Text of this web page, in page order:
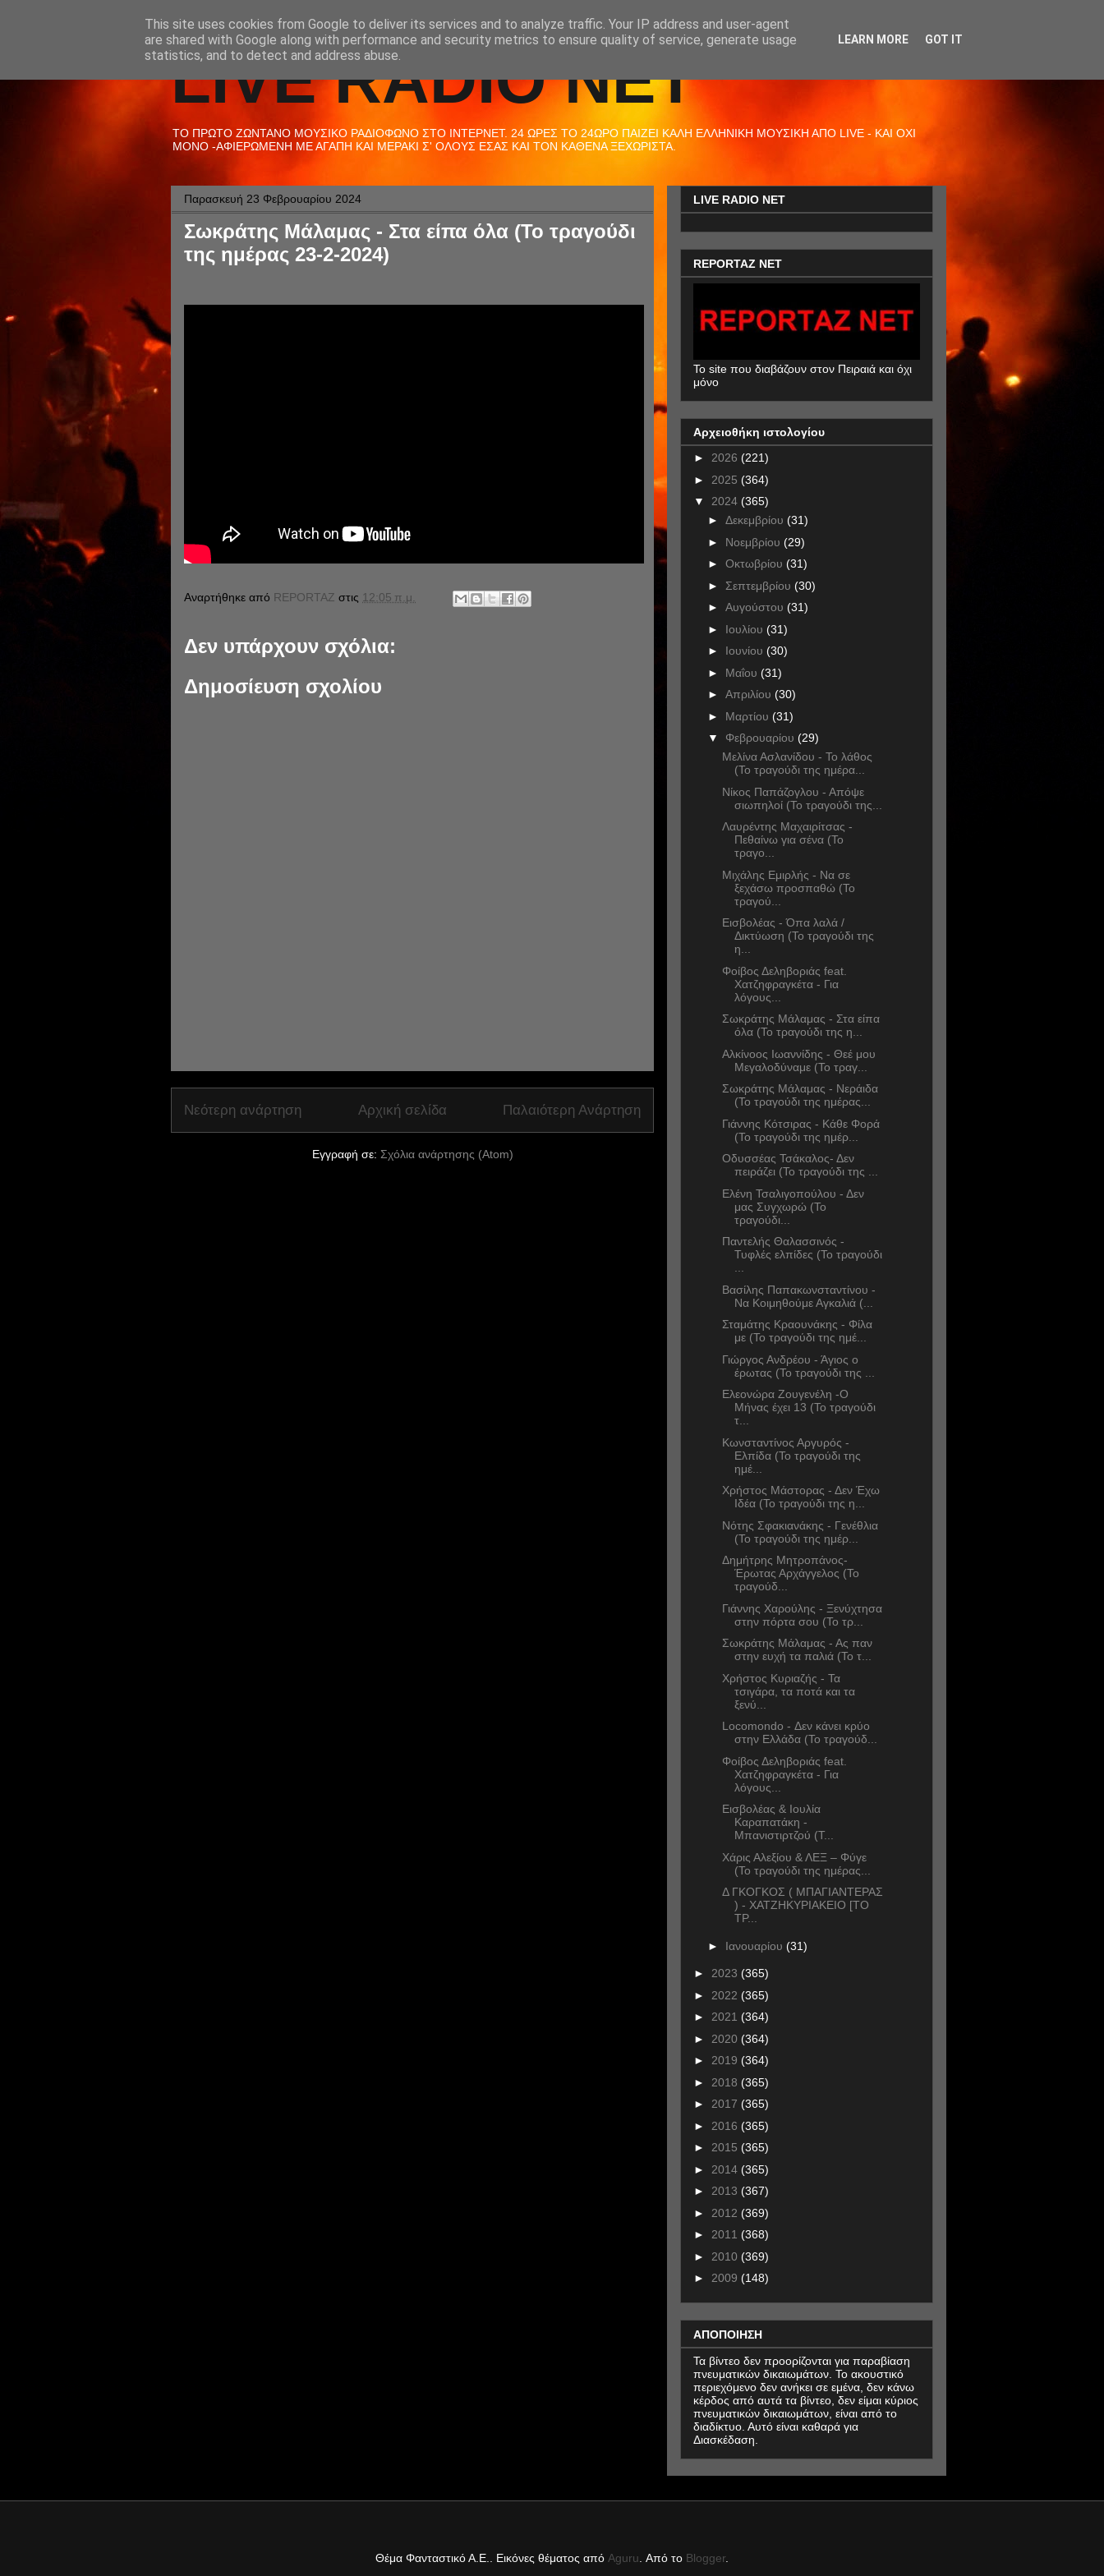
LIVE RADIO NET
ΤΟ ΠΡΩΤΟ ΖΩΝΤΑΝΟ ΜΟΥΣΙΚΟ ΡΑΔΙΟΦΩΝΟ ΣΤΟ ΙΝΤΕΡΝΕΤ. 24 ΩΡΕΣ ΤΟ 24ΩΡΟ ΠΑΙΖΕΙ ΚΑΛΗ ΕΛΛΗΝΙΚΗ ΜΟΥΣΙΚΗ ΑΠΟ LIVE - ΚΑΙ ΟΧΙ
ΜΟΝΟ -ΑΦΙΕΡΩΜΕΝΗ ΜΕ ΑΓΑΠΗ ΚΑΙ ΜΕΡΑΚΙ Σ' ΟΛΟΥΣ ΕΣΑΣ ΚΑΙ ΤΟΝ ΚΑΘΕΝΑ ΞΕΧΩΡΙΣΤΑ.
Παρασκευή 23 Φεβρουαρίου 2024
Σωκράτης Μάλαμας - Στα είπα όλα (Το τραγούδι
της ημέρας 23-2-2024)
Αναρτήθηκε από REPORTAZ στις 12:05 π.μ.
Δεν υπάρχουν σχόλια:
Δημοσίευση σχολίου
Νεότερη ανάρτηση Παλαιότερη Ανάρτηση
Αρχική σελίδα
Εγγραφή σε: Σχόλια ανάρτησης (Atom)
LIVE RADIO NET
REPORTAZ NET
To site που διαβάζουν στον Πειραιά και όχι
μόνο
Αρχειοθήκη ιστολογίου
► 2026 (221)
► 2025 (364)
▼ 2024 (365)
► Δεκεμβρίου (31)
► Νοεμβρίου (29)
► Οκτωβρίου (31)
► Σεπτεμβρίου (30)
► Αυγούστου (31)
► Ιουλίου (31)
► Ιουνίου (30)
► Μαΐου (31)
► Απριλίου (30)
► Μαρτίου (31)
▼ Φεβρουαρίου (29)
Μελίνα Ασλανίδου - Το λάθος
(Το τραγούδι της ημέρα...
Νίκος Παπάζογλου - Απόψε
σιωπηλοί (Το τραγούδι της...
Λαυρέντης Μαχαιρίτσας -
Πεθαίνω για σένα (Το
τραγο...
Μιχάλης Εμιρλής - Να σε
ξεχάσω προσπαθώ (Το
τραγού...
Εισβολέας - Όπα λαλά /
Δικτύωση (Το τραγούδι της
η...
Φοίβος Δεληβοριάς feat.
Χατζηφραγκέτα - Για
λόγους...
Σωκράτης Μάλαμας - Στα είπα
όλα (Το τραγούδι της η...
Αλκίνοος Ιωαννίδης - Θεέ μου
Μεγαλοδύναμε (Το τραγ...
Σωκράτης Μάλαμας - Νεράιδα
(Το τραγούδι της ημέρας...
Γιάννης Κότσιρας - Κάθε Φορά
(Το τραγούδι της ημέρ...
Οδυσσέας Τσάκαλος- Δεν
πειράζει (Το τραγούδι της ...
Ελένη Τσαλιγοπούλου - Δεν
μας Συγχωρώ (Το
τραγούδι...
Παντελής Θαλασσινός -
Τυφλές ελπίδες (Το τραγούδι
Βασίλης Παπακωνσταντίνου -
Να Κοιμηθούμε Αγκαλιά (...
Σταμάτης Κραουνάκης - Φίλα
με (Το τραγούδι της ημέ...
Γιώργος Ανδρέου - Άγιος ο
έρωτας (Το τραγούδι της ...
Ελεονώρα Ζουγενέλη -Ο
Μήνας έχει 13 (Το τραγούδι
τ...
Κωνσταντίνος Αργυρός -
Ελπίδα (Το τραγούδι της
ημέ...
Χρήστος Μάστορας - Δεν Έχω
Ιδέα (Το τραγούδι της η...
Νότης Σφακιανάκης - Γενέθλια
(Το τραγούδι της ημέρ...
Δημήτρης Μητροπάνος-
Έρωτας Αρχάγγελος (Το
τραγούδ...
Γιάννης Χαρούλης - Ξενύχτησα
στην πόρτα σου (Το τρ...
Σωκράτης Μάλαμας - Ας παν
στην ευχή τα παλιά (Το τ...
Χρήστος Κυριαζής - Τα
τσιγάρα, τα ποτά και τα
ξενύ...
Locomondo - Δεν κάνει κρύο
στην Ελλάδα (Το τραγούδ...
Φοίβος Δεληβοριάς feat.
Χατζηφραγκέτα - Για
λόγους...
Εισβολέας & Ιουλία
Καραπατάκη -
Μπανιστιρτζού (Τ...
Χάρις Αλεξίου & ΛΕΞ – Φύγε
(Το τραγούδι της ημέρας...
Δ ΓΚΟΓΚΟΣ ( ΜΠΑΓΙΑΝΤΕΡΑΣ
) - ΧΑΤΖΗΚΥΡΙΑΚΕΙΟ [ΤΟ
ΤΡ...
► Ιανουαρίου (31)
► 2023 (365)
► 2022 (365)
► 2021 (364)
► 2020 (364)
► 2019 (364)
► 2018 (365)
► 2017 (365)
► 2016 (365)
► 2015 (365)
► 2014 (365)
► 2013 (367)
► 2012 (369)
► 2011 (368)
► 2010 (369)
► 2009 (148)
ΑΠΟΠΟΙΗΣΗ
Τα βίντεο δεν προορίζονται για παραβίαση
πνευματικών δικαιωμάτων. Το ακουστικό
περιεχόμενο δεν ανήκει σε εμένα, δεν κάνω
κέρδος από αυτά τα βίντεο, δεν είμαι κύριος
πνευματικών δικαιωμάτων, είναι από το
διαδίκτυο. Αυτό είναι καθαρά για
Διασκέδαση.
Θέμα Φανταστικό Α.Ε.. Εικόνες θέματος από Aguru . Από το Blogger
This site uses cookies from Google to deliver its services and to analyze traffic. Your IP address and user-agent
are shared with Google along with performance and security metrics to ensure quality of service, generate usage
statistics, and to detect and address abuse.
LEARN MORE GOT IT